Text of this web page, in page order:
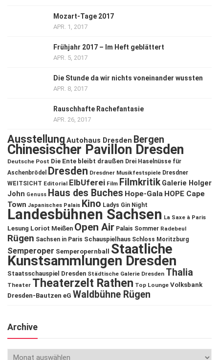
Mozart-Tage 2017
APR. 1, 2017
Frühjahr 2017 – Im Heft geblättert
APR. 5, 2017
Die Stunde da wir nichts voneinander wussten
APR. 8, 2017
Rauschhafte Rachefantasie
APR. 26, 2017
Ausstellung Autohaus Dresden Bergen
Chinesischer Pavillon Dresden
Deutsche Post Die Ente bleibt draußen Drei Haselnüsse für
Aschenbrödel
Dresden Dresdner Musikfestspiele Dresdner
WEITSICHT Editorial ElbUferei Film Filmkritik Galerie Holger
John Genuss Haus des Buches Hope-Gala HOPE Cape
Town Japanisches Palais Kino Ladys Gin Night
Landesbühnen Sachsen La Saxe à Paris
Lesung Loriot Meißen Open Air Palais Sommer Radebeul
Rügen Sachsen in Paris Schauspielhaus Schloss Moritzburg
Semperoper Semperopernball Staatliche
Kunstsammlungen Dresden
Staatsschauspiel Dresden Städtische Galerie Dresden Thalia
Theater Theaterzelt Rathen Top Lounge Volksbank
Dresden-Bautzen eG Waldbühne Rügen
Archive